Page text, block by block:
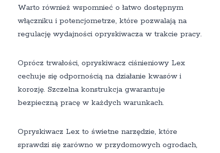
Warto również wspomnieć o łatwo dostępnym
włączniku i potencjometrze, które pozwalają na
regulację wydajności opryskiwacza w trakcie pracy.
Oprócz trwałości, opryskiwacz ciśnieniowy Lex
cechuje się odpornością na działanie kwasów i
korozję. Szczelna konstrukcja gwarantuje
bezpieczną pracę w każdych warunkach.
Opryskiwacz Lex to świetne narzędzie, które
sprawdzi się zarówno w przydomowych ogrodach,